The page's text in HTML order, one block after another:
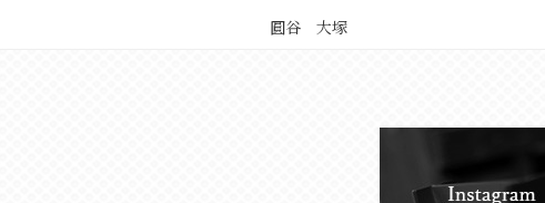
圓谷 大塚